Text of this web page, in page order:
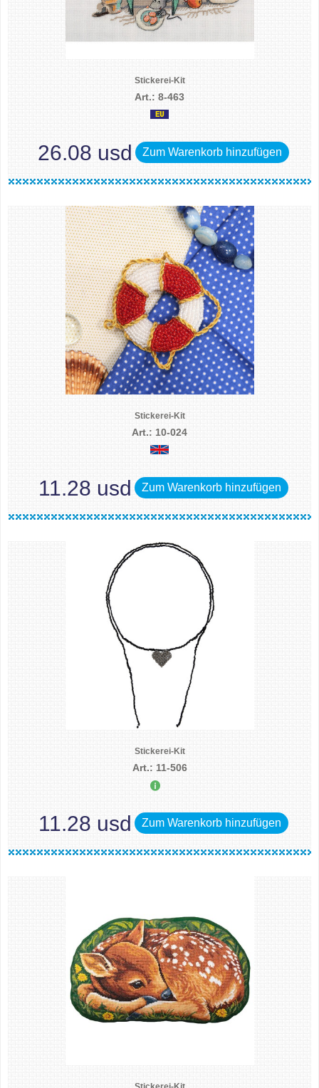
Stickerei-Kit
Art.: 8-463
26.08 usd Zum Warenkorb hinzufügen
Stickerei-Kit
Art.: 10-024
11.28 usd Zum Warenkorb hinzufügen
Stickerei-Kit
Art.: 11-506
11.28 usd Zum Warenkorb hinzufügen